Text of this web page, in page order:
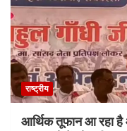
राष्ट्रीय
आर्थिक तूफान आ रहा है